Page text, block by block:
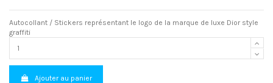
Autocollant / Stickers représentant le logo de la marque de luxe Dior style
graffiti
Ajouter au panier